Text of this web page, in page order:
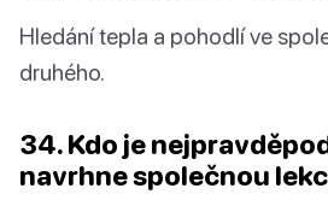
Hledání tepla a pohodlí ve
druhého.
34. Kdo je
navrhne společnou